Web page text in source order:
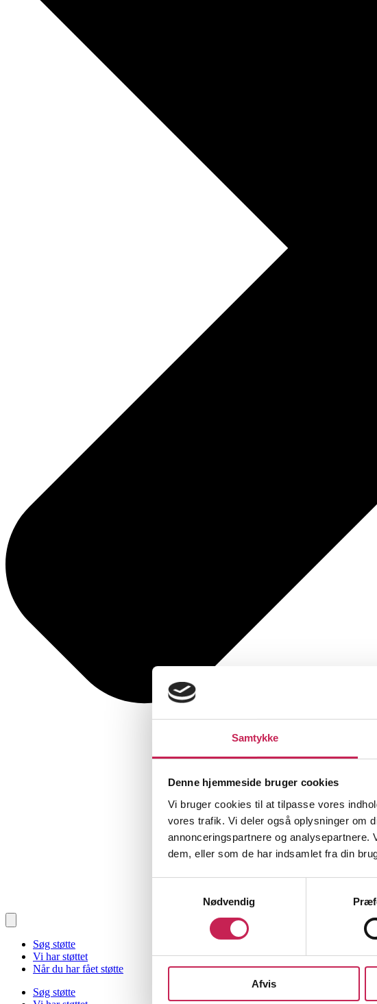
Samtykke
Denne hjemmeside bruger cookies
Vi bruger cookies til at tilpasse vores
vores trafik. Vi deler også oplysninger om
annonceringspartnere og analysepartnere.
dem, eller som de har indsamlet fra din
Nødvendig
Afvis
Søg støtte
Vi har støttet
Når du har fået støtte
Søg støtte